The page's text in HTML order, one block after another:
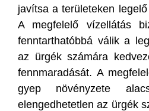
javítsa a területeken
A megfelelő vízellátás
fenntarthatóbbá válik a
az ürgék számára
fennmaradását. A
gyep növényzete
elengedhetetlen az ürgék